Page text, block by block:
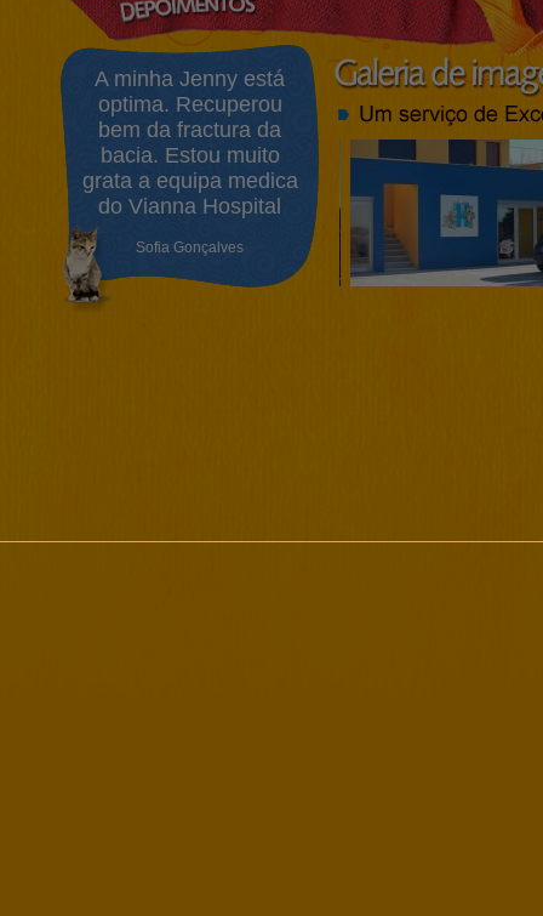
A minha Jenny está
optima. Recuperou
bem da fractura da
bacia. Estou muito
grata a equipa medica
do Vianna Hospital
Sofia Gonçalves